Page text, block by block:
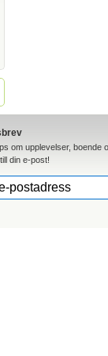
om upplevelser, boende
din e-post!